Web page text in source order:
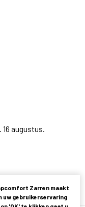
augustus.
Zarren maakt
uw gebruikerservaring